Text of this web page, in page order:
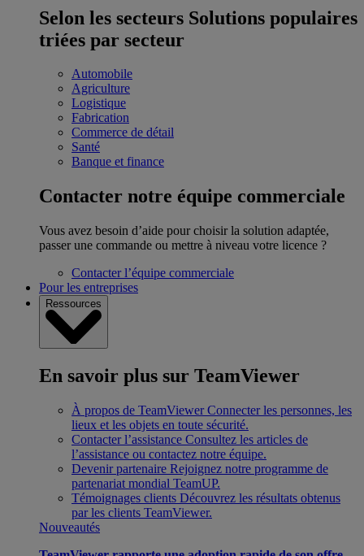
Selon les secteurs Solutions populaires
triées par secteur
Automobile
Agriculture
Logistique
Fabrication
Commerce de détail
Santé
Banque et finance
Contacter notre équipe commerciale
Vous avez besoin d’aide pour choisir la solution adaptée,
passer une commande ou mettre à niveau votre licence ?
Contacter l’équipe commerciale
Pour les entreprises
Ressources
En savoir plus sur TeamViewer
À propos de TeamViewer Connecter les personnes, les
lieux et les objets en toute sécurité.
Contacter l’assistance Consultez les articles de
l’assistance ou contactez notre équipe.
Devenir partenaire Rejoignez notre programme de
partenariat mondial TeamUP.
Témoignages clients Découvrez les résultats obtenus
par les clients TeamViewer.
Nouveautés